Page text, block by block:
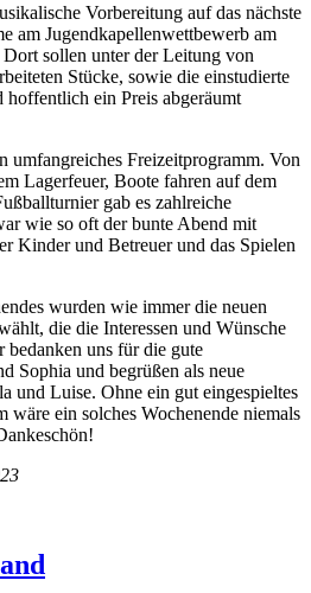
Vorbereitung auf das nächste
am Jugendkapellenwettbewerb am
sollen unter der Leitung von
Stücke, sowie die einstudierte
ein Preis abgeräumt
umfangreiches Freizeitprogramm. Von
Lagerfeuer, Boote fahren auf dem
gab es zahlreiche
wie so oft der bunte Abend mit
Kinder und Betreuer und das Spielen
wurden wie immer die neuen
die die Interessen und Wünsche
bedanken uns für die gute
Sophia und begrüßen als neue
und Luise. Ohne ein gut eingespieltes
wäre ein solches Wochenende niemals